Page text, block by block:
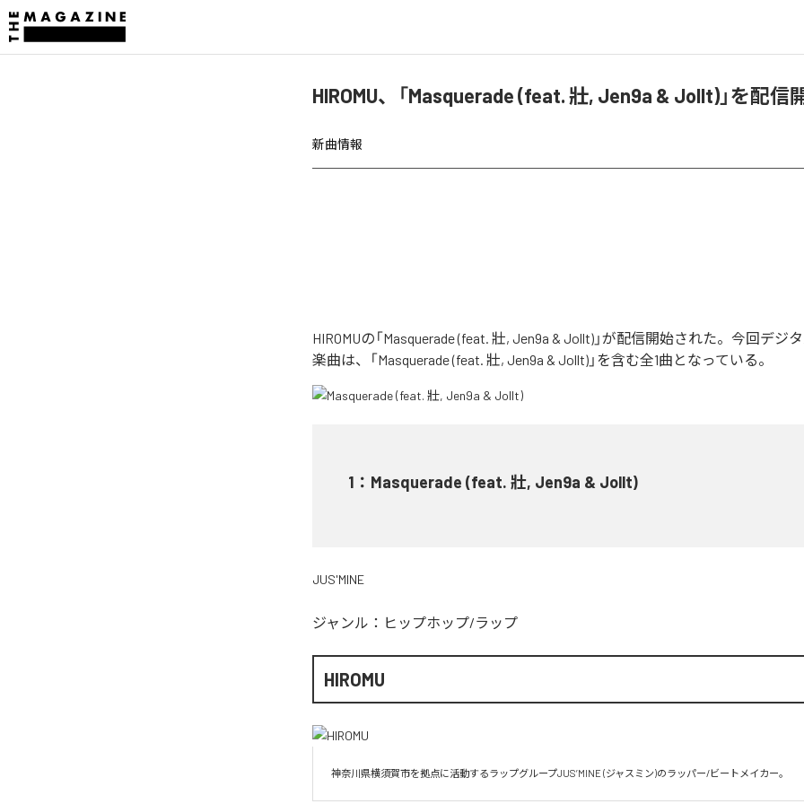
HIROMU、「Masquerade (feat. 壯, Jen9a & Jollt)」を配信
新曲情報
HIROMUの「Masquerade (feat. 壯, Jen9a & Jollt)」が配信開始された。今回デジ
楽曲は、「Masquerade (feat. 壯, Jen9a & Jollt)」を含む全1曲となっている。
1 ： Masquerade (feat. 壯, Jen9a & Jollt)
JUS'MINE
ジャンル： ヒップホップ/ラップ
HIROMU
神奈川県横須賀市を拠点に活動するラップグループJUS’MINE (ジャスミン)のラッパー/ビートメイカー。